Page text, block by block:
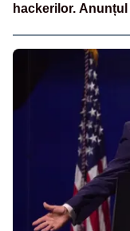
hackerilor.